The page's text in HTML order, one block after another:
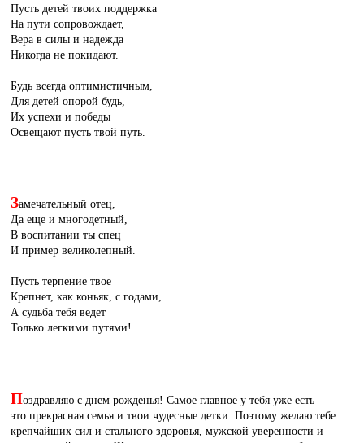
Пусть детей твоих поддержка
На пути сопровождает,
Вера в силы и надежда
Никогда не покидают.
Будь всегда оптимистичным,
Для детей опорой будь,
Их успехи и победы
Освещают пусть твой путь.
Замечательный отец,
Да еще и многодетный,
В воспитании ты спец
И пример великолепный.
Пусть терпение твое
Крепнет, как коньяк, с годами,
А судьба тебя ведет
Только легкими путями!
Поздравляю с днем рожденья! Самое главное у тебя уже есть —
это прекрасная семья и твои чудесные детки. Поэтому желаю тебе
крепчайших сил и стального здоровья, мужской уверенности и